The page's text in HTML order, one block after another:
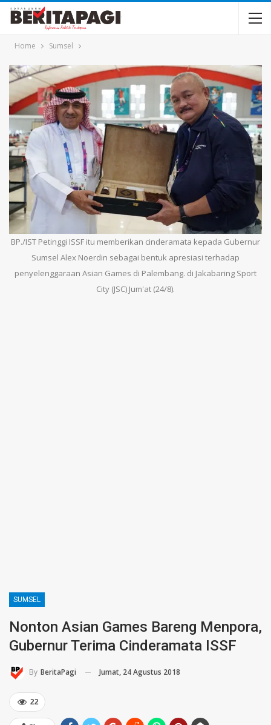
Home Sumsel
BP./IST Petinggi ISSF itu memberikan cinderamata kepada Gubernur
Sumsel Alex Noerdin sebagai bentuk apresiasi terhadap
penyelenggaraan Asian Games di Palembang. di Jakabaring Sport
City (JSC) Jum'at (24/8).
SUMSEL
Nonton Asian Games Bareng Menpora,
Gubernur Terima Cinderamata ISSF
By BeritaPagi Jumat, 24 Agustus 2018
22